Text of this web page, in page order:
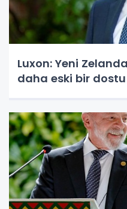
Luxon: Yeni
daha eski bir